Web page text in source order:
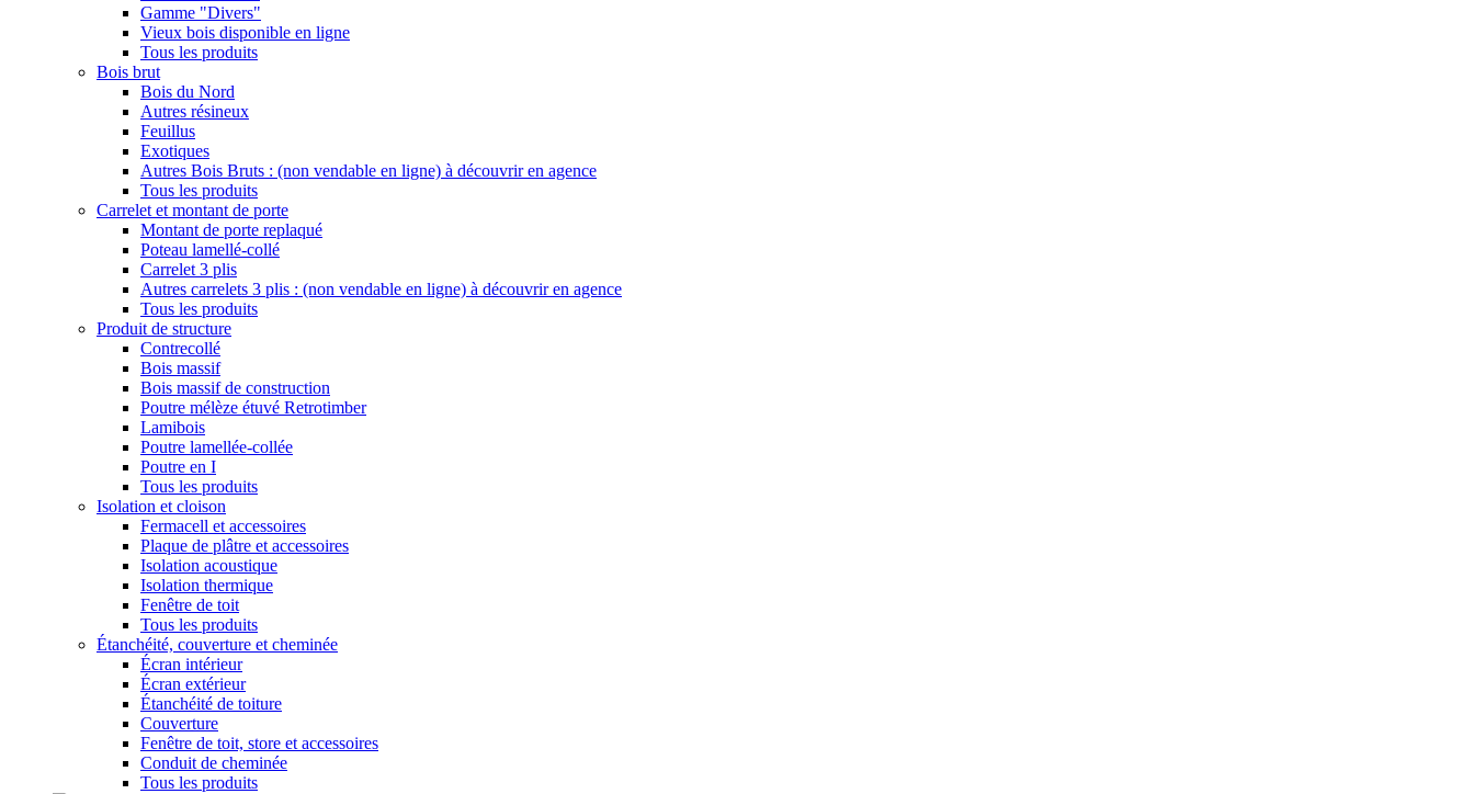
Gamme "Divers"
Vieux bois disponible en ligne
Tous les produits
Bois brut
Bois du Nord
Autres résineux
Feuillus
Exotiques
Autres Bois Bruts : (non vendable en ligne) à découvrir en agence
Tous les produits
Carrelet et montant de porte
Montant de porte replaqué
Poteau lamellé-collé
Carrelet 3 plis
Autres carrelets 3 plis : (non vendable en ligne) à découvrir en agence
Tous les produits
Produit de structure
Contrecollé
Bois massif
Bois massif de construction
Poutre mélèze étuvé Retrotimber
Lamibois
Poutre lamellée-collée
Poutre en I
Tous les produits
Isolation et cloison
Fermacell et accessoires
Plaque de plâtre et accessoires
Isolation acoustique
Isolation thermique
Fenêtre de toit
Tous les produits
Étanchéité, couverture et cheminée
Écran intérieur
Écran extérieur
Étanchéité de toiture
Couverture
Fenêtre de toit, store et accessoires
Conduit de cheminée
Tous les produits